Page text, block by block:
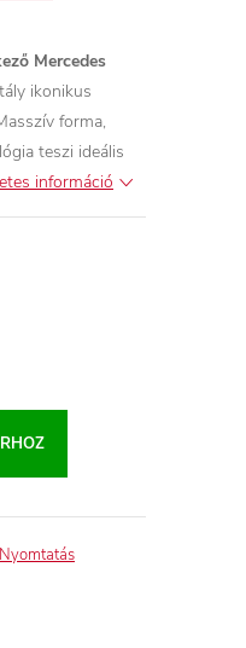
Mercedes
ikonikus
forma,
teszi ideális
információ
Nyomtatás